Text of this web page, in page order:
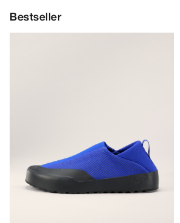
Bestseller